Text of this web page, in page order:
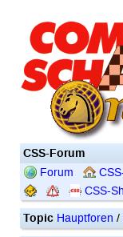
CSS-Forum
Forum
CSS-
Topic Hauptforen /